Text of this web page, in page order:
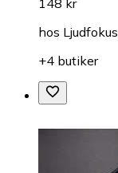
hos Ljudfokus
+4 butiker